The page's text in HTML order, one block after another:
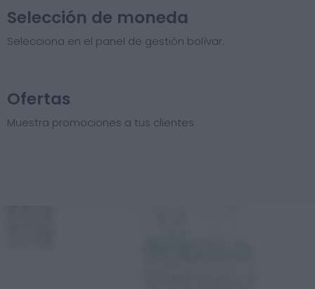
Selección de moneda
Selecciona en el panel de gestión bolívar.
Ofertas
Muestra promociones a tus clientes